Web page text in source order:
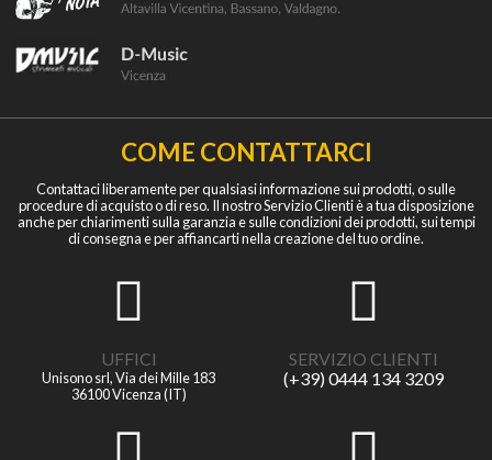
COME CONTATTARCI
Contattaci liberamente per qualsiasi informazione sui prodotti, o sulle
procedure di acquisto o di reso. Il nostro Servizio Clienti è a tua disposizione
anche per chiarimenti sulla garanzia e sulle condizioni dei prodotti, sui tempi
di consegna e per affiancarti nella creazione del tuo ordine.
UFFICI
Unisono srl, Via dei Mille 183
36100 Vicenza (IT)
SERVIZIO CLIENTI
(+39) 0444 134 3209